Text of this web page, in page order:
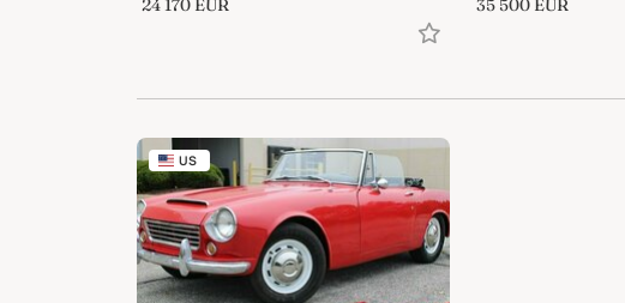
24 170 EUR 35 500 EUR
US